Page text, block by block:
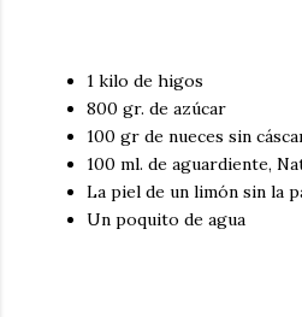
1 kilo de higos
800 gr. de azúcar
100 gr de nueces sin
100 ml. de aguardiente,
La piel de un limón sin la
Un poquito de agua